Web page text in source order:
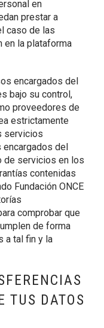
en
prestar a
caso de las
en la plataforma
encargados del
bajo su control,
proveedores de
estrictamente
servicios
encargados del
de servicios en los
contenidas
Fundación ONCE
comprobar que
de forma
a tal fin y la
TUS DATOS